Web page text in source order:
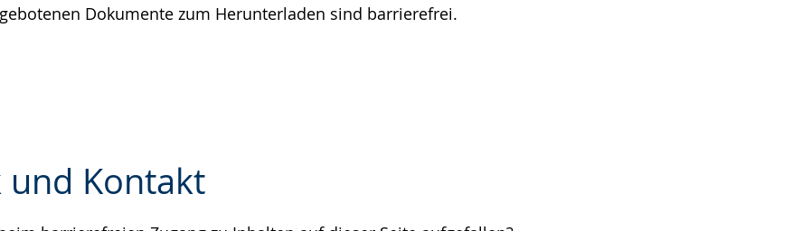
Dokumente zum Herunterladen sind barrierefrei.
und Kontakt